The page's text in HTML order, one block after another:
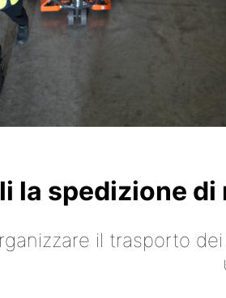
la spedizione
il trasporto